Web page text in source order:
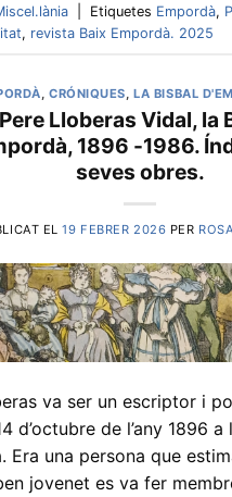
Etiquetes Empordà,
, revista Baix Empordà. 2025
, CRÓNIQUES,LA BISBAL
Pere Lloberas Vidal, la
1896 -1986.
seves obres.
EL19 FEBRER 2026 PER
va ser un escriptor i
d’octubre de l’any 1896 a
Era una persona que
jovenet es va fer